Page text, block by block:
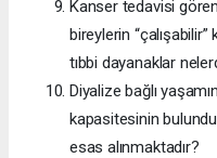
Kanser tedavisi
bireylerin
tıbbi dayanaklar
Diyalize bağlı
kapasitesinin
esas alınmaktadır?